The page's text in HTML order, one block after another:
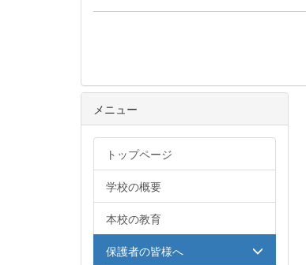
メニュー
トップページ
学校の概要
本校の教育
保護者の皆様へ